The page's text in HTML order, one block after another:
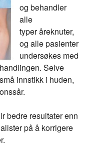
og behandler
alle
typer åreknuter,
og alle pasienter
undersøkes med
Selve
innstikk i huden,
bedre resultater enn
på å korrigere